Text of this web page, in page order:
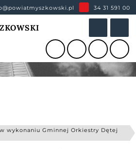
34 31 591 00
wykonaniu Gminnej Orkiestry Dętej